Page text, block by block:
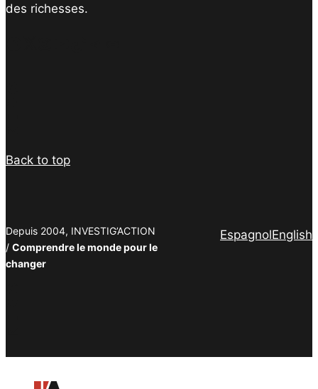
des richesses.
Back to top
Depuis 2004, INVESTIG’ACTION
/ Comprendre le monde pour le
changer
EspagnolEnglish